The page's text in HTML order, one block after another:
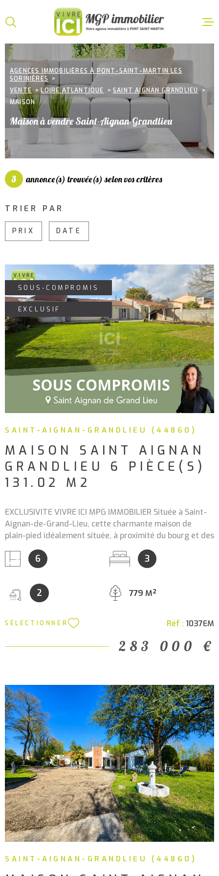
recherche
au
menu
principal
au
contenu
AGENCES IMMOBILIÈRES À PONT-SAINT-MARTIN LES
SORINIÈRES
VENTE
LOIRE ATLANTIQUE
SAINT AIGNAN GRANDLIEU
MAISON
Maison à vendre Saint-Aignan-Grandlieu
3 annonce(s) trouvée(s) selon vos critères
TRIER PAR
PRIX DATE
SAINT-AIGNAN-GRANDLIEU (44860)
MAISON SAINT AIGNAN
GRANDLIEU 6 PIÈCE(S)
131.02 M2
EXCLUSIVITE VIVRE ICI MPG IMMOBILIER Située à Saint-
Aignan-de-Grand-Lieu, cette charmante maison de
plain-pied idéalement située, à proximité du bourg et des
transports SEMITAN, offrant un cadre de vie pratique et
agréable. La maison offre une agréable pièce de vie
baignée de lumière, ouverte sur une cuisine aménagée et
entièrement équipée. Une cheminée avec insert vient
compléter cet espace, idéale pour partager des
trouverez trois chambres confortables, ainsi qu'une salle
de jeux ou bureau, idéale pour le télétravail ou les loisirs.
Une salle d'eau et d'un WC séparé complète cet espace.
Un véritable atout : un espace indépendant avec salle
professionnel, ou accueil d'un proche en toute
autonomie. Côté extérieur, profitez d'un jardin sans vis-
à-vis, entièrement clôturé, parfait pour savourer des
moments de détente en toute intimité. Pour compléter
ce bien, vous disposerez de deux garages, dont un
spécialement adapté pour accueillir un camping-car, ainsi
que de nombreux espaces de stockage. Une maison
fonctionnelle, lumineuse et aux multiples possibilités,
idéale pour une vie de famille sereine ou un projet
professionnel à domicile. Envie d'en savoir plus ? Une
visite pour découvrir tous ses atouts vous permettra de
mieux vous projeter ! Pour plus d'informations, contactez
Élodie MONNIER. (4.81 % d'honoraires TTC à la charge de
l'acquéreur.) Les informations sur les risques auxquels
ce bien est exposé sont disponibles sur le site Géorisques
6 3
2 779 M²
SÉLECTIONNER Réf : 1037EM
283 000 €
SOUS-COMPROMIS
EXCLUSIF
VOIR LE BIEN
SAINT-AIGNAN-GRANDLIEU (44860)
VOIR LE BIEN
RECHERCHE
TYPE
D'OFFRE
ACHETER
TYPE
DE
TYPE DE BIEN
VILLE
CHAMPS
RÉFÉRENCE